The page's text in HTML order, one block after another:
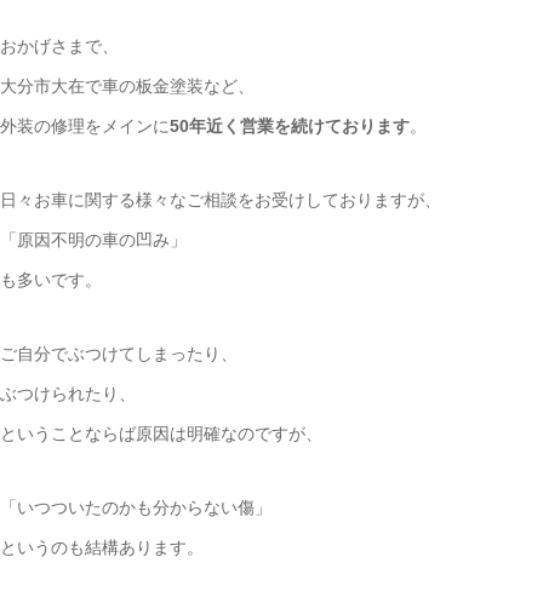
おかげさまで、
大分市大在で車の板金塗装など、
外装の修理をメインに50年近く営業を続けております。
日々お車に関する様々なご相談をお受けしておりますが、
「原因不明の車の凹み」
も多いです。
ご自分でぶつけてしまったり、
ぶつけられたり、
ということならば原因は明確なのですが、
「いつついたのかも分からない傷」
というのも結構あります。